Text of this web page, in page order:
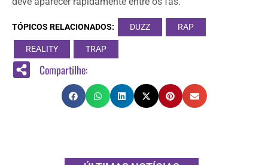
TÓPICOS RELACIONADOS: DUZZ RAP
REALITY TRAP
Compartilhe: